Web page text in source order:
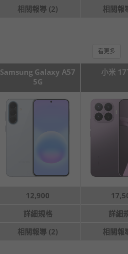
相關報導 (2)
相關報
看更多
Samsung Galaxy A57
5G
12,900
詳細規格
相關報導 (2)
小米
詳細
相關報